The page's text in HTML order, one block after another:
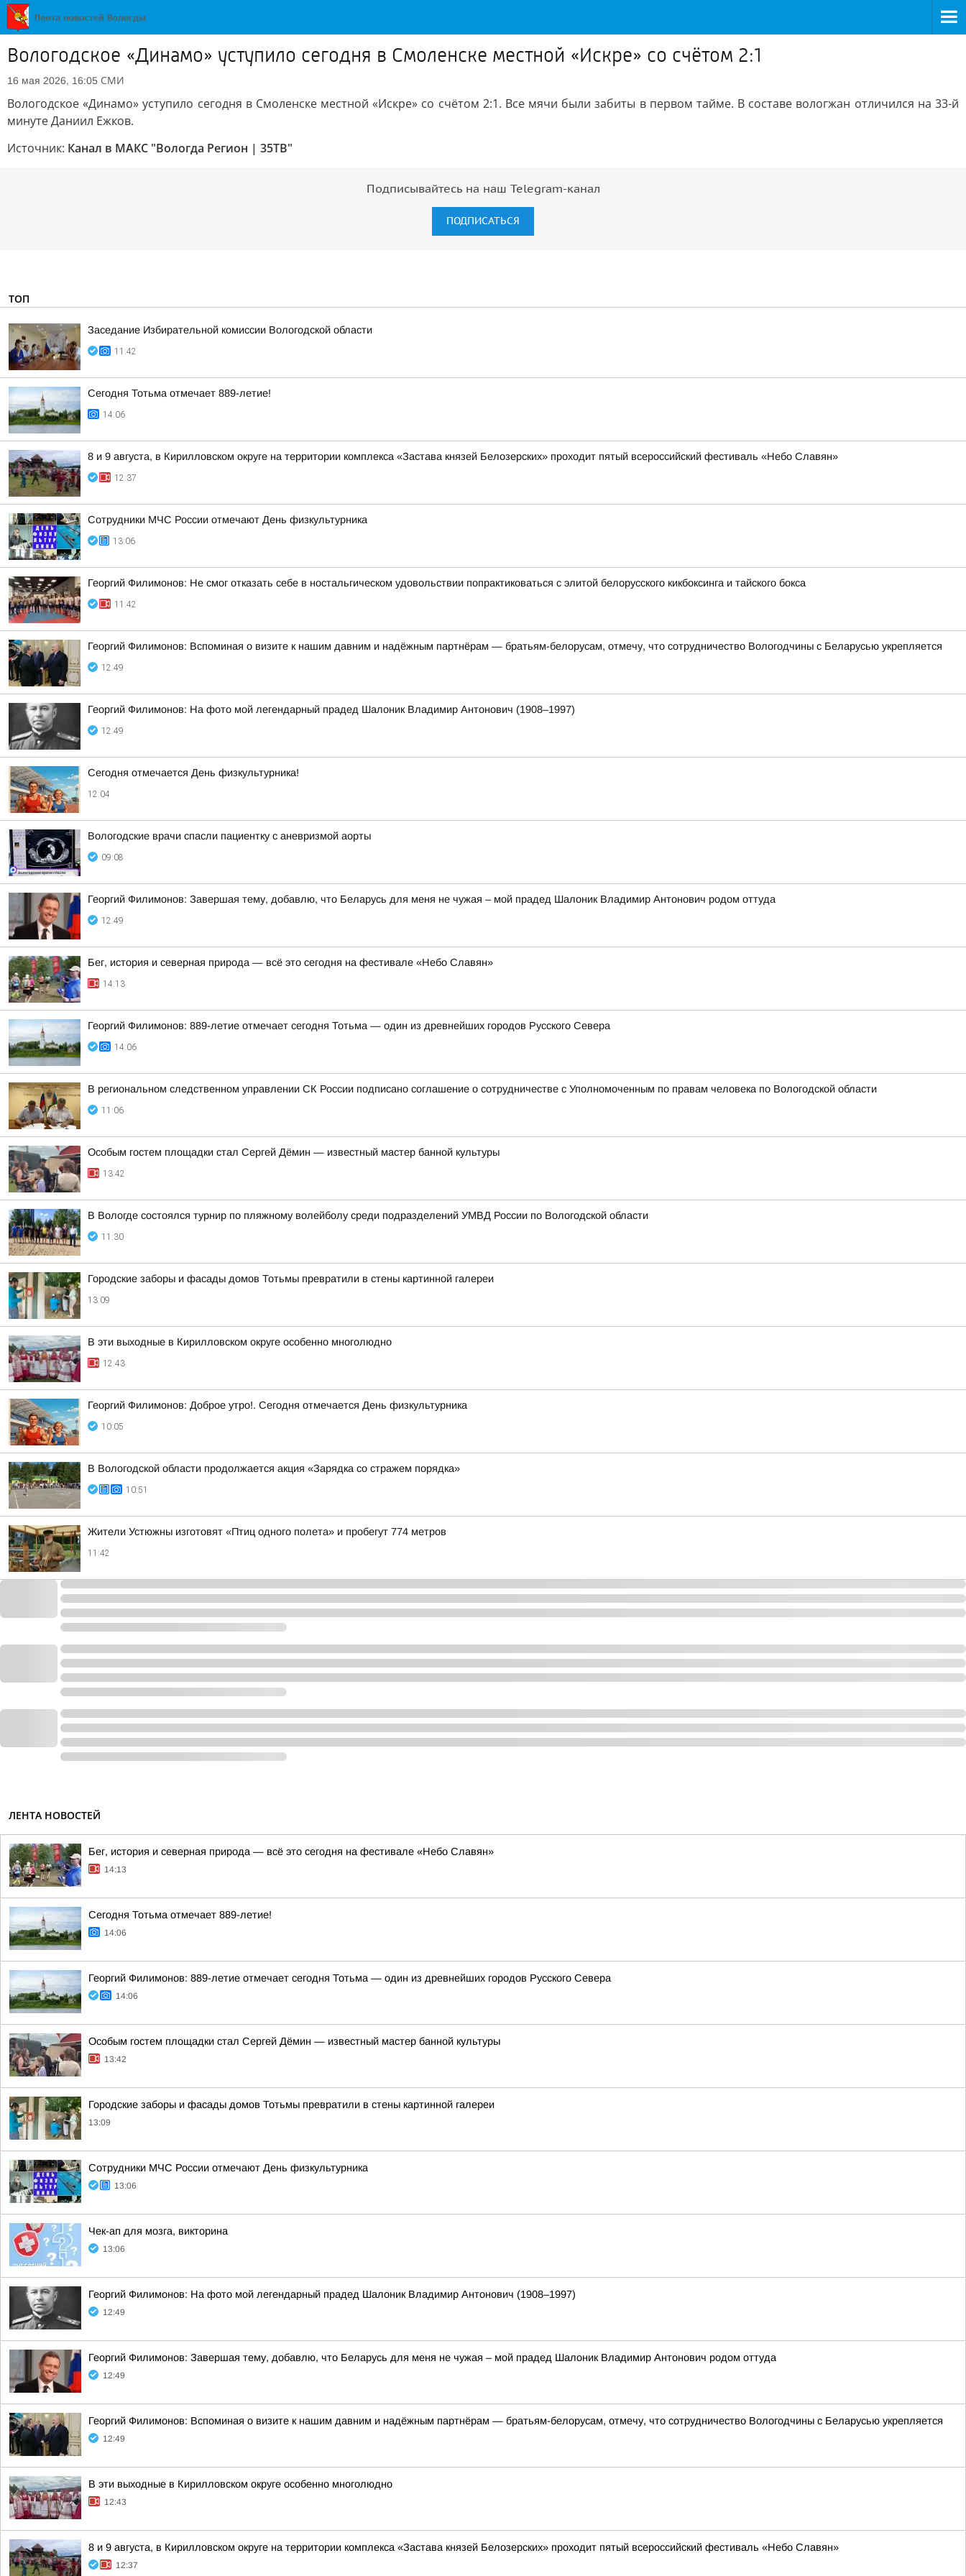
Вологодское «Динамо» уступило сегодня в Смоленске местной «Искре» со счётом 2:1
16 мая 2026, 16:05 СМИ
Вологодское «Динамо» уступило сегодня в Смоленске местной «Искре» со счётом 2:1. Все мячи были забиты в первом тайме. В составе вологжан отличился на 33-й
минуте Даниил Ежков.
Источник: Канал в МАКС "Вологда Регион | 35ТВ"
Подписывайтесь на наш Telegram-канал
ПОДПИСАТЬСЯ
ТОП
Заседание Избирательной комиссии Вологодской области
11:42
Сегодня Тотьма отмечает 889-летие!
14:06
8 и 9 августа, в Кирилловском округе на территории комплекса «Застава князей Белозерских» проходит пятый всероссийский фестиваль «Небо Славян»
12:37
Сотрудники МЧС России отмечают День физкультурника
13:06
Георгий Филимонов: Не смог отказать себе в ностальгическом удовольствии попрактиковаться с элитой белорусского кикбоксинга и тайского бокса
11:42
Георгий Филимонов: Вспоминая о визите к нашим давним и надёжным партнёрам — братьям-белорусам, отмечу, что сотрудничество Вологодчины с Беларусью укрепляется
12:49
Георгий Филимонов: На фото мой легендарный прадед Шалоник Владимир Антонович (1908–1997)
12:49
Сегодня отмечается День физкультурника!
12:04
Вологодские врачи спасли пациентку с аневризмой аорты
09:08
Георгий Филимонов: Завершая тему, добавлю, что Беларусь для меня не чужая – мой прадед Шалоник Владимир Антонович родом оттуда
12:49
Бег, история и северная природа — всё это сегодня на фестивале «Небо Славян»
14:13
Георгий Филимонов: 889-летие отмечает сегодня Тотьма — один из древнейших городов Русского Севера
14:06
В региональном следственном управлении СК России подписано соглашение о сотрудничестве с Уполномоченным по правам человека по Вологодской области
11:06
Особым гостем площадки стал Сергей Дёмин — известный мастер банной культуры
13:42
В Вологде состоялся турнир по пляжному волейболу среди подразделений УМВД России по Вологодской области
11:30
Городские заборы и фасады домов Тотьмы превратили в стены картинной галереи
13:09
В эти выходные в Кирилловском округе особенно многолюдно
12:43
Георгий Филимонов: Доброе утро!. Сегодня отмечается День физкультурника
10:05
В Вологодской области продолжается акция «Зарядка со стражем порядка»
10:51
Жители Устюжны изготовят «Птиц одного полета» и пробегут 774 метров
11:42
ЛЕНТА НОВОСТЕЙ
Бег, история и северная природа — всё это сегодня на фестивале «Небо Славян»
14:13
Сегодня Тотьма отмечает 889-летие!
14:06
Георгий Филимонов: 889-летие отмечает сегодня Тотьма — один из древнейших городов Русского Севера
14:06
Особым гостем площадки стал Сергей Дёмин — известный мастер банной культуры
13:42
Городские заборы и фасады домов Тотьмы превратили в стены картинной галереи
13:09
Сотрудники МЧС России отмечают День физкультурника
13:06
Чек-ап для мозга, викторина
13:06
Георгий Филимонов: На фото мой легендарный прадед Шалоник Владимир Антонович (1908–1997)
12:49
Георгий Филимонов: Завершая тему, добавлю, что Беларусь для меня не чужая – мой прадед Шалоник Владимир Антонович родом оттуда
12:49
Георгий Филимонов: Вспоминая о визите к нашим давним и надёжным партнёрам — братьям-белорусам, отмечу, что сотрудничество Вологодчины с Беларусью укрепляется
12:49
В эти выходные в Кирилловском округе особенно многолюдно
12:43
8 и 9 августа, в Кирилловском округе на территории комплекса «Застава князей Белозерских» проходит пятый всероссийский фестиваль «Небо Славян»
12:37